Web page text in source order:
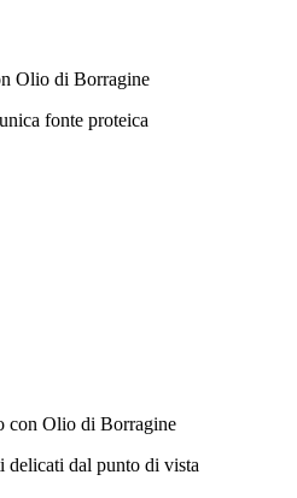
Olio di Borragine
fonte proteica
con Olio di Borragine
delicati dal punto di vista